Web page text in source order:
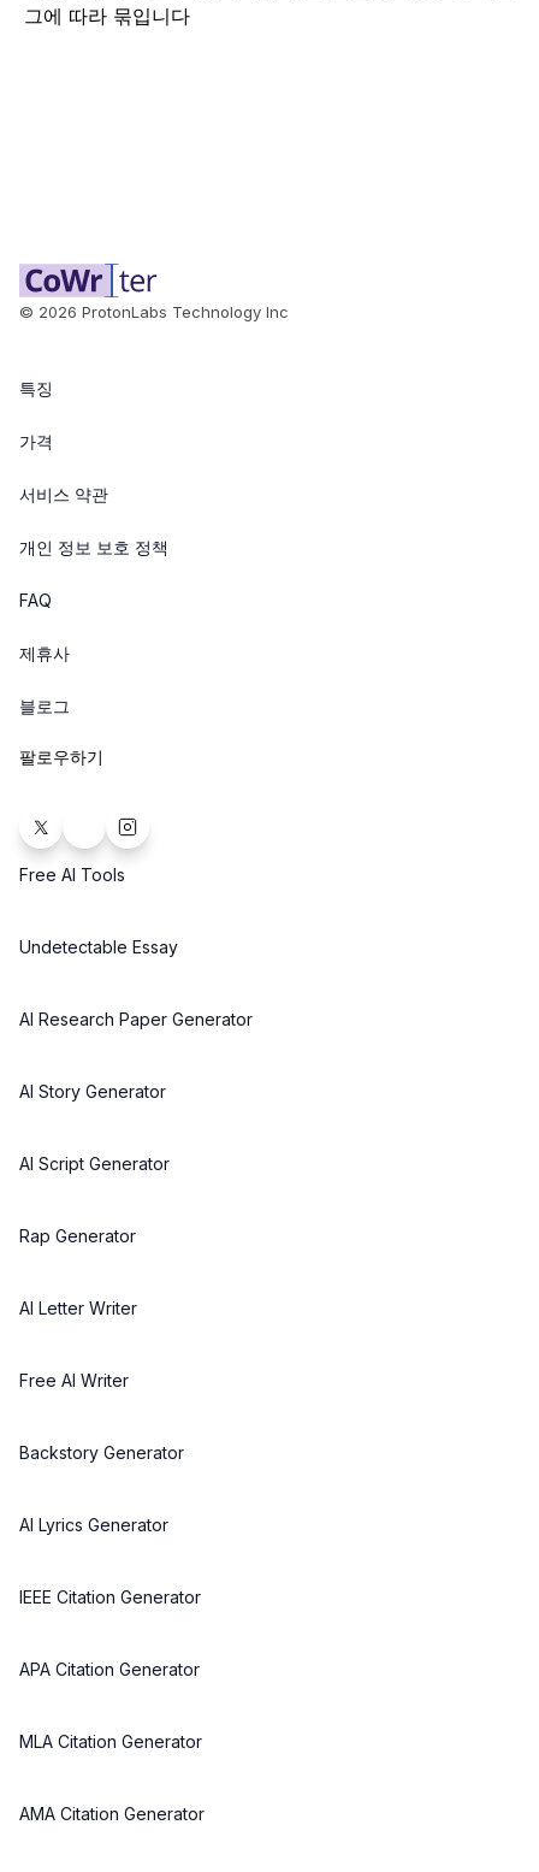
그에 따라 묶입니다
© 2026 ProtonLabs Technology Inc
특징
가격
서비스 약관
개인 정보 보호 정책
FAQ
제휴사
블로그
팔로우하기
Free AI Tools
Undetectable Essay
AI Research Paper Generator
AI Story Generator
AI Script Generator
Rap Generator
AI Letter Writer
Free AI Writer
Backstory Generator
AI Lyrics Generator
IEEE Citation Generator
APA Citation Generator
MLA Citation Generator
AMA Citation Generator